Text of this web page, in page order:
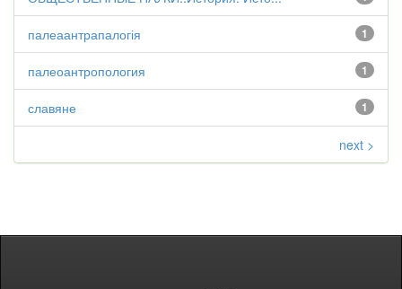
1
палеаантрапалогія
1
палеоантропология
1
славяне
next >